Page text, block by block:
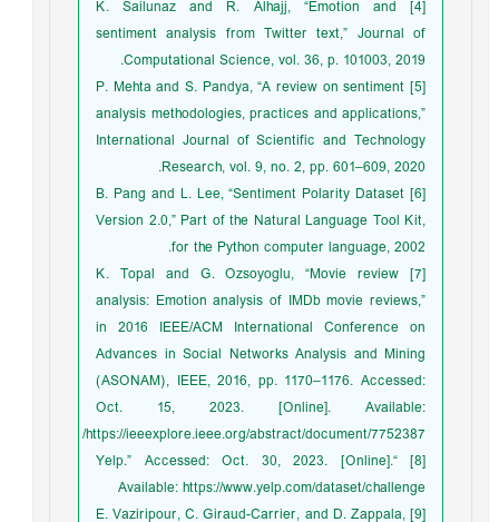
[4] K. Sailunaz and R. Alhajj, “Emotion and
sentiment analysis from Twitter text,” Journal of
Computational Science, vol. 36, p. 101003, 2019.
[5] P. Mehta and S. Pandya, “A review on sentiment
analysis methodologies, practices and applications,”
International Journal of Scientific and Technology
Research, vol. 9, no. 2, pp. 601–609, 2020.
[6] B. Pang and L. Lee, “Sentiment Polarity Dataset
Version 2.0,” Part of the Natural Language Tool Kit,
for the Python computer language, 2002.
[7] K. Topal and G. Ozsoyoglu, “Movie review
analysis: Emotion analysis of IMDb movie reviews,”
in 2016 IEEE/ACM International Conference on
Advances in Social Networks Analysis and Mining
(ASONAM), IEEE, 2016, pp. 1170–1176. Accessed:
Oct. 15, 2023. [Online]. Available:
https://ieeexplore.ieee.org/abstract/document/7752387/
[8] “Yelp.” Accessed: Oct. 30, 2023. [Online].
Available: https://www.yelp.com/dataset/challenge
[9] E. Vaziripour, C. Giraud-Carrier, and D. Zappala,